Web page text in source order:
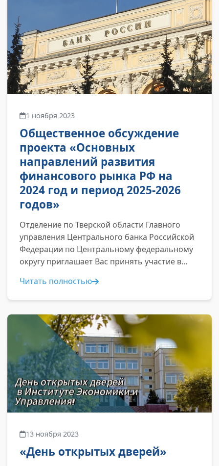
1 ноября 2023
Общественное обсуждение
проекта «Основных
направлений развития
финансового рынка РФ на
2024 год и период 2025-2026
годов»
Отделение по Тверской области Главного
управления Центрального банка Российской
Федерации по Центральному федеральному
округу приглашает Вас принять участие в
проекта...
Читать полностью
13 ноября 2023
«День открытых дверей»